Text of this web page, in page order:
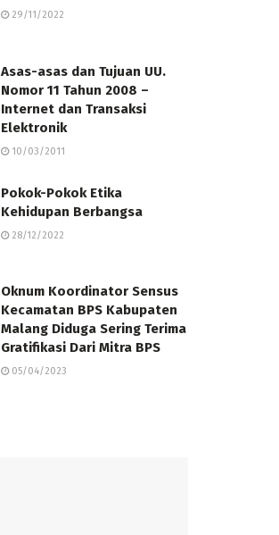
29/11/2022
Asas-asas dan Tujuan UU.
Nomor 11 Tahun 2008 –
Internet dan Transaksi
Elektronik
10/03/2011
Pokok-Pokok Etika
Kehidupan Berbangsa
28/12/2022
Oknum Koordinator Sensus
Kecamatan BPS Kabupaten
Malang Diduga Sering Terima
Gratifikasi Dari Mitra BPS
05/04/2023